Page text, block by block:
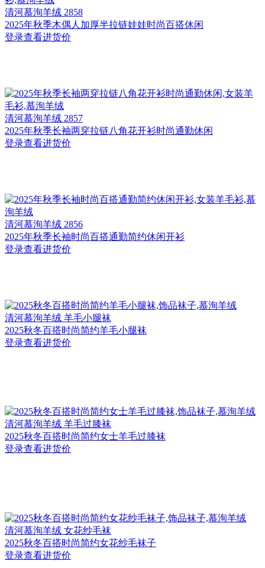
清河慕洵羊绒 2858
2025年秋季木偶人加厚半拉链娃娃时尚百搭休闲
登录查看进货价
清河慕洵羊绒 2857
2025年秋季长袖两穿拉链八角花开衫时尚通勤休闲
登录查看进货价
清河慕洵羊绒 2856
2025年秋季长袖时尚百搭通勤简约休闲开衫
登录查看进货价
清河慕洵羊绒 羊毛小腿袜
2025秋冬百搭时尚简约羊毛小腿袜
登录查看进货价
清河慕洵羊绒 羊毛过膝袜
2025秋冬百搭时尚简约女士羊毛过膝袜
登录查看进货价
清河慕洵羊绒 女花纱毛袜
2025秋冬百搭时尚简约女花纱毛袜子
登录查看进货价